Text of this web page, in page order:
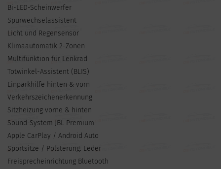
Bi-LED-Scheinwerfer
Spurwechselassistent
Licht und Regensensor
Klimaautomatik 2-Zonen
Multifunktion für Lenkrad
Totwinkel-Assistent (BLIS)
Einparkhilfe hinten & vorn
Verkehrszeichenerkennung
Sitzheizung vorne & hinten
Sound-System JBL Premium
Apple CarPlay / Android Auto
Sportsitze / Polsterung: Leder
Freisprecheinrichtung Bluetooth